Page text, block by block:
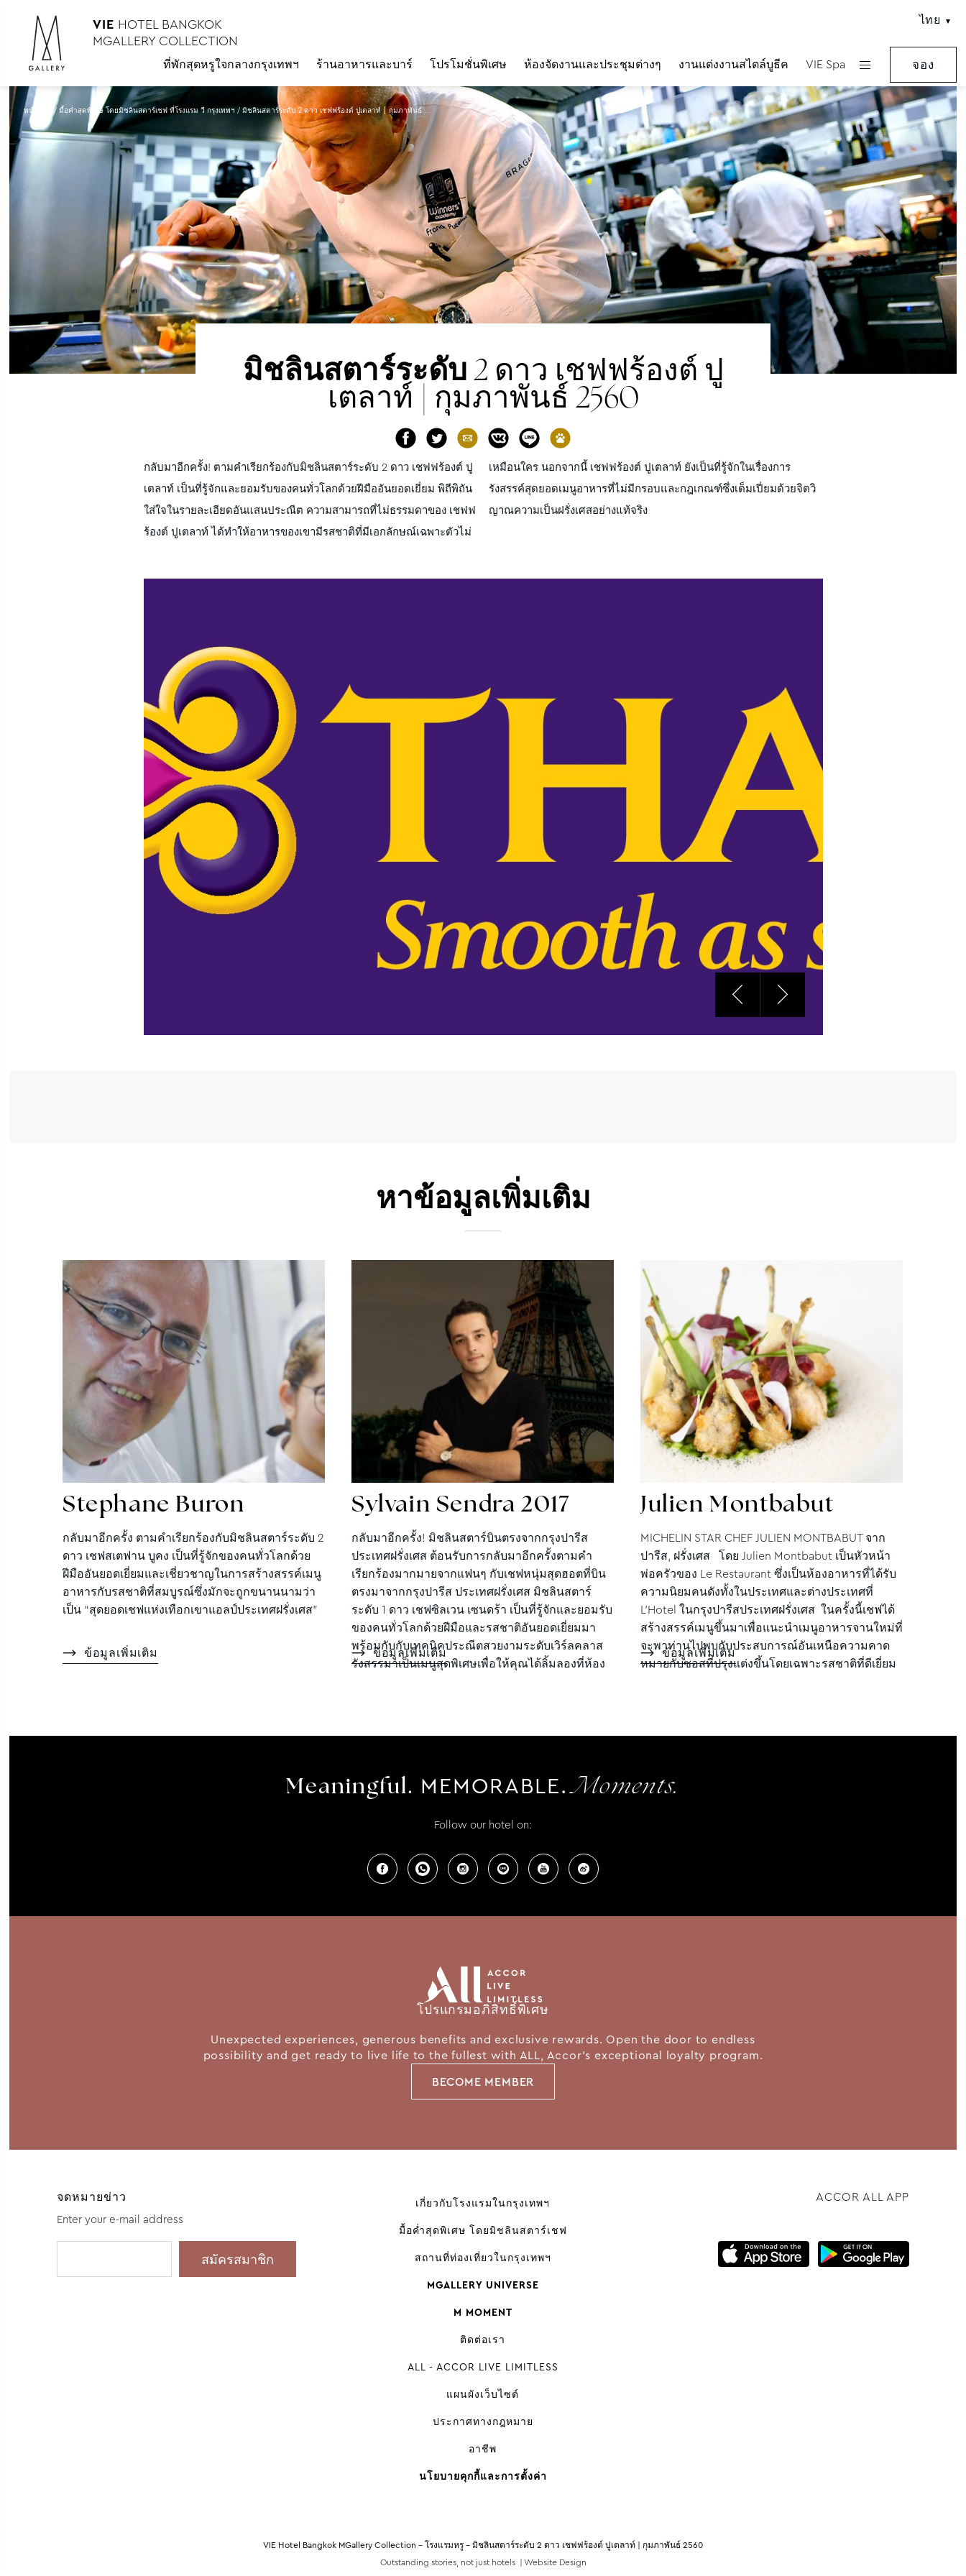
VIE HOTEL BANGKOK
MGALLERY COLLECTION
ไทย
จอง
ที่พักสุดหรูใจกลางกรุงเทพฯ ร้านอาหารและบาร์ โปรโมชั่นพิเศษ ห้องจัดงานและประชุมต่างๆ งานแต่งงานสไตล์บูธีค VIE Spa
หน้าหลัก มื้อค่ำสุดพิเศษ โดยมิชลินสตาร์เชฟ ที่โรงแรม วี กรุงเทพฯ มิชลินสตาร์ระดับ 2 ดาว เชฟฟร้องต์ ปูเตลาท์ | กุมภาพันธ์ …
มิชลินสตาร์ระดับ 2 ดาว เชฟฟร้องต์ ปู
เตลาท์ | กุมภาพันธ์ 2560
กลับมาอีกครั้ง! ตามคำเรียกร้องกับมิชลินสตาร์ระดับ 2 ดาว เชฟฟร้องต์ ปู
เตลาท์ เป็นที่รู้จักและยอมรับของคนทั่วโลกด้วยฝีมืออันยอดเยี่ยม พิถีพิถัน
ใส่ใจในรายละเอียดอันแสนประณีต ความสามารถที่ไม่ธรรมดาของ เชฟฟ
ร้องต์ ปูเตลาท์ ได้ทำให้อาหารของเขามีรสชาติที่มีเอกลักษณ์เฉพาะตัวไม่
เหมือนใคร นอกจากนี้ เชฟฟร้องต์ ปูเตลาท์ ยังเป็นที่รู้จักในเรื่องการ
รังสรรค์สุดยอดเมนูอาหารที่ไม่มีกรอบและกฎเกณฑ์ซึ่งเต็มเปี่ยมด้วยจิตวิ
ญาณความเป็นฝรั่งเศสอย่างแท้จริง
หาข้อมูลเพิ่มเติม
Stephane Buron
กลับมาอีกครั้ง ตามคำเรียกร้องกับมิชลินสตาร์ระดับ 2
ดาว เชฟสเตฟาน บูคง เป็นที่รู้จักของคนทั่วโลกด้วย
ฝีมืออันยอดเยี่ยมและเชี่ยวชาญในการสร้างสรรค์เมนู
อาหารกับรสชาติที่สมบูรณ์ซึ่งมักจะถูกขนานนามว่า
เป็น “สุดยอดเชฟแห่งเทือกเขาแอลป์ประเทศฝรั่งเศส”
ข้อมูลเพิ่มเติม
Sylvain Sendra 2017
กลับมาอีกครั้ง! มิชลินสตาร์บินตรงจากกรุงปารีส
ประเทศฝรั่งเศส ต้อนรับการกลับมาอีกครั้งตามคำ
เรียกร้องมากมายจากแฟนๆ กับเชฟหนุ่มสุดฮอตที่บิน
ตรงมาจากกรุงปารีส ประเทศฝรั่งเศส มิชลินสตาร์
ระดับ 1 ดาว เชฟซิลเวน เซนดร้า เป็นที่รู้จักและยอมรับ
ของคนทั่วโลกด้วยฝีมือและรสชาติอันยอดเยี่ยมมา
พร้อมกับกับเทคนิคประณีตสวยงามระดับเวิร์ลคลาส
รังสรรมาเป็นเมนูสุดพิเศษเพื่อให้คุณได้ลิ้มลองที่ห้อง
ข้อมูลเพิ่มเติม
Julien Montbabut
MICHELIN STAR CHEF JULIEN MONTBABUT จาก
ปารีส, ฝรั่งเศส โดย Julien Montbabut เป็นหัวหน้า
พ่อครัวของ Le Restaurant ซึ่งเป็นห้องอาหารที่ได้รับ
ความนิยมคนดังทั้งในประเทศและต่างประเทศที่
L'Hotel ในกรุงปารีสประเทศฝรั่งเศส ในครั้งนี้เชฟได้
สร้างสรรค์เมนูขึ้นมาเพื่อแนะนำเมนูอาหารจานใหม่ที่
จะพาท่านไปพบกับประสบการณ์อันเหนือความคาด
หมายกับซอสที่ปรุงแต่งขึ้นโดยเฉพาะรสชาติที่ดีเยี่ยม
ข้อมูลเพิ่มเติม
Meaningful. MEMORABLE. Moments.
Follow our hotel on:
โปรแกรมอภิสิทธิ์พิเศษ
Unexpected experiences, generous benefits and exclusive rewards. Open the door to endless
possibility and get ready to live life to the fullest with ALL, Accor's exceptional loyalty program.
BECOME MEMBER
จดหมายข่าว
Enter your e-mail address
เกี่ยวกับโรงแรมในกรุงเทพฯ
มื้อค่ำสุดพิเศษ โดยมิชลินสตาร์เชฟ
สถานที่ท่องเที่ยวในกรุงเทพฯ
MGALLERY UNIVERSE
M MOMENT
ติดต่อเรา
ALL - ACCOR LIVE LIMITLESS
แผนผังเว็บไซต์
ประกาศทางกฎหมาย
อาชีพ
นโยบายคุกกี้และการตั้งค่า
ACCOR ALL APP
VIE Hotel Bangkok MGallery Collection - โรงแรมหรู - มิชลินสตาร์ระดับ 2 ดาว เชฟฟร้องต์ ปูเตลาท์ | กุมภาพันธ์ 2560
Outstanding stories, not just hotels |Website Design